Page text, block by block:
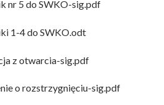
nr 5 do SWKO-sig.pdf
1-4 do SWKO.odt
z otwarcia-sig.pdf
o rozstrzygnięciu-sig.pdf